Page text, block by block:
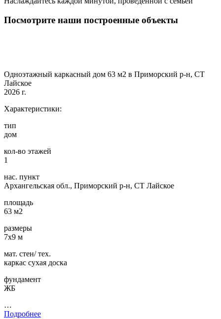
Посмотрите наши построенные объекты
Одноэтажный каркасный дом 63 м2 в Приморский р-н, СТ
Лайское
2026 г.
Характеристики:
тип
дом
кол-во этажей
1
нас. пункт
Архангельская обл., Приморский р-н, СТ Лайское
площадь
63 м2
размеры
7х9 м
мат. стен/ тех.
каркас сухая доска
фундамент
ЖБ
…
Подробнее